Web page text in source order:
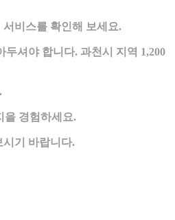
비스를 확인해 보세요.
셔야 합니다. 과천시 지역 1,200
을 경험하세요.
시기 바랍니다.